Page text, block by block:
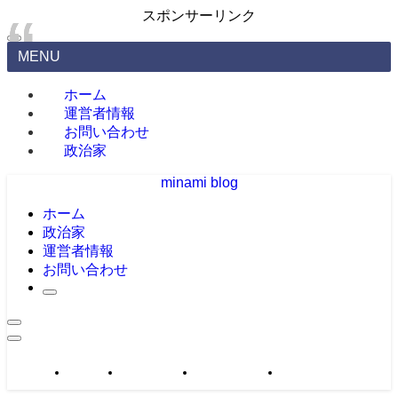
スポンサーリンク
MENU
ホーム
運営者情報
お問い合わせ
政治家
minami blog
ホーム
政治家
運営者情報
お問い合わせ
政治家 運営者情報 お問い合わせ